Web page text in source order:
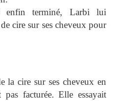
enfin terminé, Larbi lui
cire sur ses cheveux pour
la cire sur ses cheveux en
pas facturée. Elle essayait